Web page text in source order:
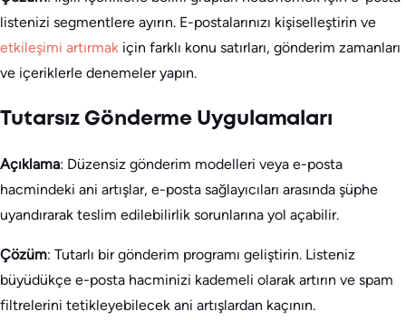
listenizi segmentlere ayırın. E-postalarınızı kişiselleştirin ve
etkileşimi artırmak için farklı konu satırları, gönderim zamanları
ve içeriklerle denemeler yapın.
Tutarsız Gönderme Uygulamaları
Açıklama: Düzensiz gönderim modelleri veya e-posta
hacmindeki ani artışlar, e-posta sağlayıcıları arasında şüphe
uyandırarak teslim edilebilirlik sorunlarına yol açabilir.
Çözüm: Tutarlı bir gönderim programı geliştirin. Listeniz
büyüdükçe e-posta hacminizi kademeli olarak artırın ve spam
filtrelerini tetikleyebilecek ani artışlardan kaçının.